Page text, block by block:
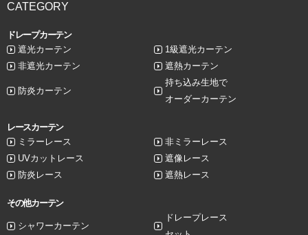
CATEGORY
ドレープカーテン
遮光カーテン
1級遮光カーテン
非遮光カーテン
遮熱カーテン
防炎カーテン
持ち込み生地で
オーダーカーテン
レースカーテン
ミラーレース
非ミラーレース
UVカットレース
遮像レース
防炎レース
遮熱レース
その他カーテン
シャワーカーテン
ドレープレース